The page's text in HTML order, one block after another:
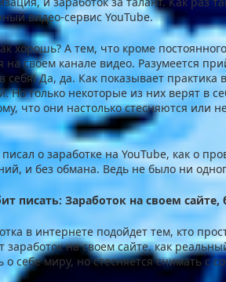
видео-сервис YouTube.
хорошь? А тем, что кроме
своем канале видео. Разумеется
Да, да. Как показывает
Но только некоторые из них верят в
что они настолько стесняются или
писал о заработке на YouTube, как о
и без обмана. Ведь не было ни
писать: Заработок на своем сайте,
в интернете подойдет тем, кто
заработок на своем сайте, как
о себе миру, но стесняется снимать с